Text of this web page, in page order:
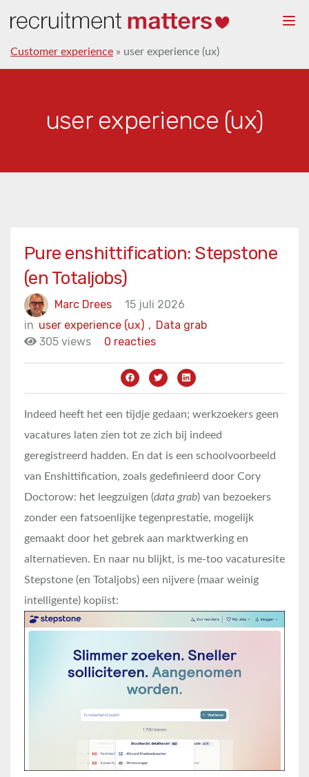
Customer experience » user experience (ux)
user experience (ux)
Pure enshittification: Stepstone
(en Totaljobs)
Marc Drees
15 juli 2026
in
Data grab
user experience (ux) ,
305 views
0 reacties
Indeed heeft het een tijdje gedaan; werkzoekers geen
vacatures laten zien tot ze zich bij indeed
geregistreerd hadden. En dat is een schoolvoorbeeld
van Enshittification, zoals gedefinieerd door Cory
Doctorow: het leegzuigen (data grab) van bezoekers
zonder een fatsoenlijke tegenprestatie, mogelijk
gemaakt door het gebrek aan marktwerking en
alternatieven. En naar nu blijkt, is me-too vacaturesite
Stepstone (en Totaljobs) een nijvere (maar weinig
intelligente) kopiist: